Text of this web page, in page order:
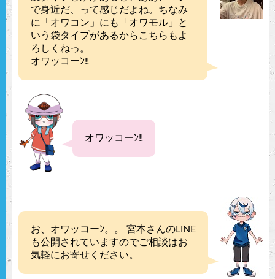
〜20㎡まで ¥168,000 204,000
〜40㎡まで
492,000
免責事項:
で身近だ、って感じだよね。ちなみ
に「オワコン」にも「オワモル」と
いう袋タイプがあるからこちらもよ
ろしくねっ。
オワッコーﾝ‼︎
オワッコーﾝ‼
お、オワッコーﾝ。。 宮本さんのLINE
も公開されていますのでご相談はお
気軽にお寄せください。